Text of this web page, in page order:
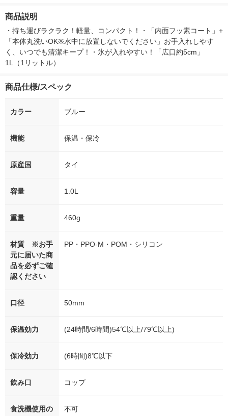
商品説明
・持ち運びラクラク！軽量、コンパクト！・「内面フッ素コート」+
「本体丸洗いOK※水中に放置しないでください」お手入れしやす
く、いつでも清潔キープ！・氷が入れやすい！「広口約5cm」
1L（1リットル）
商品仕様/スペック
カラー ブルー
機能 保温・保冷
原産国 タイ
容量 1.0L
重量 460g
材質 ※お手
元に届いた商
品を必ずご確
認ください
PP・PPO-M・POM・シリコン
口径 50mm
保温効力 (24時間/6時間)54℃以上/79℃以上)
保冷効力 (6時間)8℃以下
飲み口 コップ
食洗機使用の
不可